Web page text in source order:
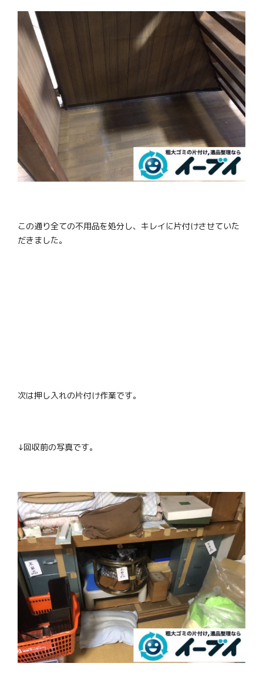
この通り全ての不用品を処分し、キレイに片付けさせていた
だきました。
次は押し入れの片付け作業です。
↓回収前の写真です。